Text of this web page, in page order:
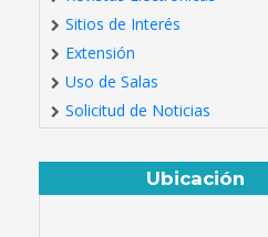
Sitios de Interés
Extensión
Uso de Salas
Solicitud de Noticias
Ubicación